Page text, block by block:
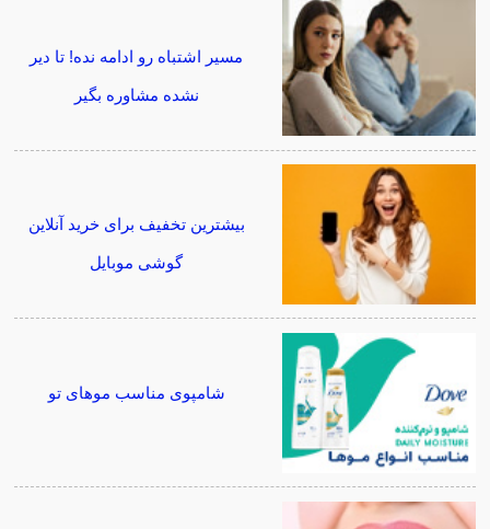
مسیر اشتباه رو ادامه نده! تا دیر
نشده مشاوره بگیر
بیشترین تخفیف برای خرید آنلاین
گوشی موبایل
شامپوی مناسب موهای تو